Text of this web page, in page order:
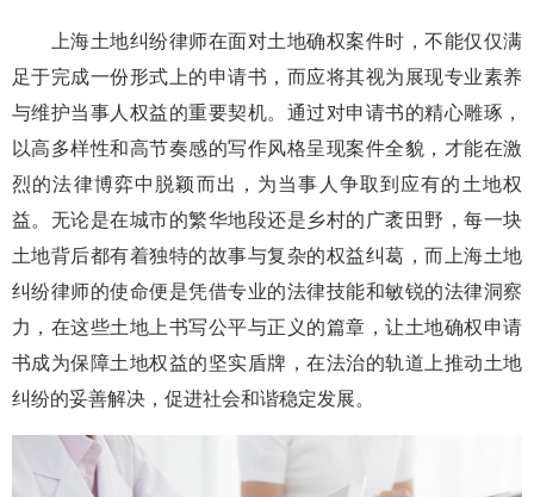
上海土地纠纷律师在面对土地确权案件时，不能仅仅满
足于完成一份形式上的申请书，而应将其视为展现专业素养
与维护当事人权益的重要契机。通过对申请书的精心雕琢，
以高多样性和高节奏感的写作风格呈现案件全貌，才能在激
烈的法律博弈中脱颖而出，为当事人争取到应有的土地权
益。无论是在城市的繁华地段还是乡村的广袤田野，每一块
土地背后都有着独特的故事与复杂的权益纠葛，而上海土地
纠纷律师的使命便是凭借专业的法律技能和敏锐的法律洞察
力，在这些土地上书写公平与正义的篇章，让土地确权申请
书成为保障土地权益的坚实盾牌，在法治的轨道上推动土地
纠纷的妥善解决，促进社会和谐稳定发展。